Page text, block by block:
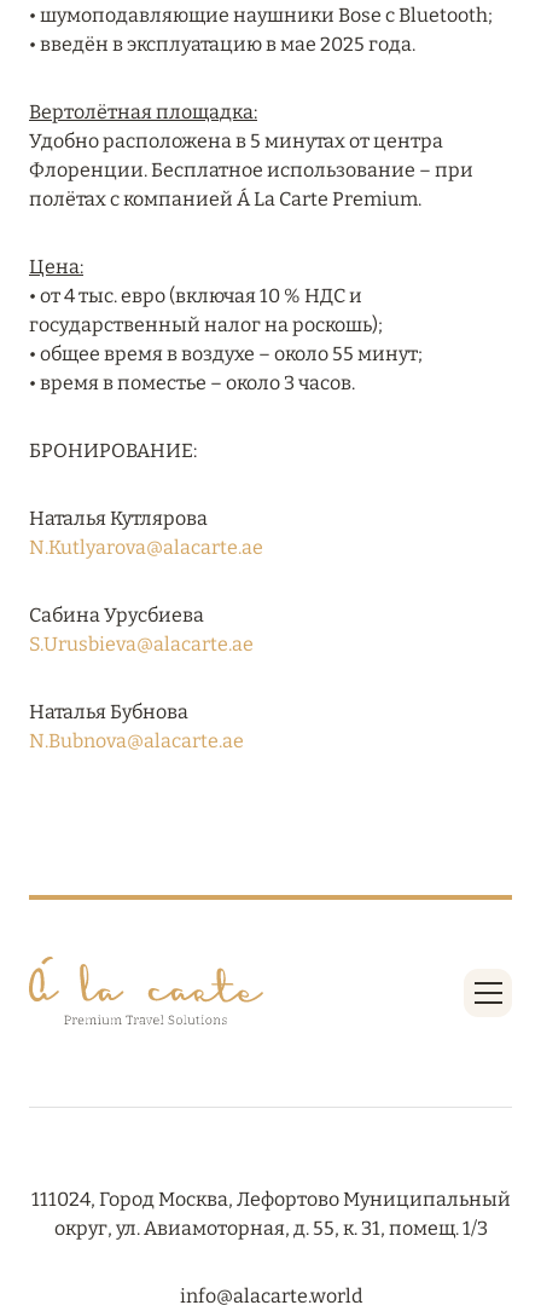
ЗАБРОНИРУЙТЕ FOUR SEASONS RESORT
DUBAI AT JUMEIRAH BEACH ПО ЛУЧШИМ
ЦЕНАМ
04 апреля 2025
ATLANTIS THE PALM: НОВЫЙ ПАКЕТ
НАПИТКОВ ДЛЯ HB И FB
13 февраля 2025
MANDARIN ORIENTAL JUMEIRA, DUBAI:
РАЗМЕЩЕНИЕ ВЕСНОЙ
11 декабря 2024
Подробнее
27 сентября 2024
HÔTEL BARRIÈRE LES NEIGES
HÔTEL BARRIÈRE LES NEIGES
Подробнее
• шумоподавляющие наушники Bose с Bluetooth;
• введён в эксплуатацию в мае 2025 года.
Вертолётная площадка:
Удобно расположена в 5 минутах от центра
Флоренции. Бесплатное использование – при
полётах с компанией Á La Carte Premium.
Цена:
• от 4 тыс. евро (включая 10 % НДС и
государственный налог на роскошь);
• общее время в воздухе – около 55 минут;
• время в поместье – около 3 часов.
БРОНИРОВАНИЕ:
Наталья Кутлярова
N.Kutlyarova@alacarte.ae
Сабина Урусбиева
S.Urusbieva@alacarte.ae
Наталья Бубнова
N.Bubnova@alacarte.ae
111024, Город Москва, Лефортово Муниципальный
округ, ул. Авиамоторная, д. 55, к. 31, помещ. 1/3
info@alacarte.world